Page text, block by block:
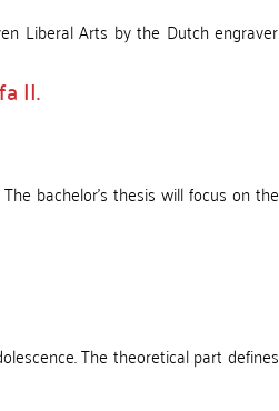
Liberal Arts by the Dutch engraver
II.
bachelor's thesis will focus on the
The theoretical part defines